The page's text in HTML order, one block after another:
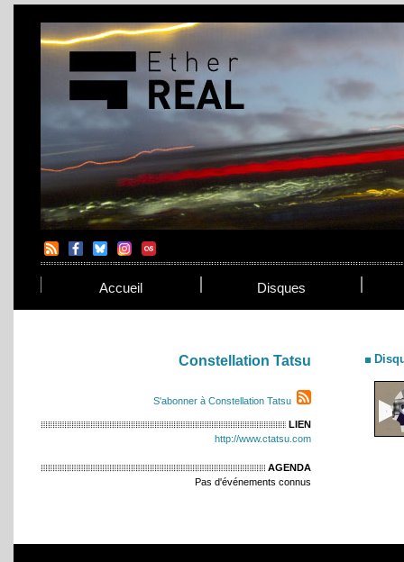
Accueil Disques
Constellation Tatsu
S'abonner à Constellation Tatsu
LIEN
http://www.ctatsu.com
AGENDA
Pas d'événements connus